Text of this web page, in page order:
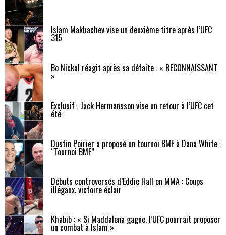
Islam Makhachev vise un deuxième titre après l’UFC
315
Bo Nickal réagit après sa défaite : « RECONNAISSANT
»
Exclusif : Jack Hermansson vise un retour à l’UFC cet
été
Dustin Poirier a proposé un tournoi BMF à Dana White :
“Tournoi BMF”
Débuts controversés d’Eddie Hall en MMA : Coups
illégaux, victoire éclair
Khabib : « Si Maddalena gagne, l’UFC pourrait proposer
un combat à Islam »